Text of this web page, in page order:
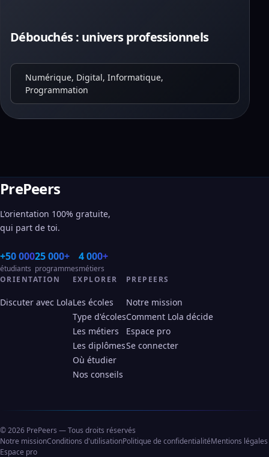
Débouchés : univers professionnels
Numérique, Digital, Informatique,
Programmation
PrePeers
L'orientation 100% gratuite,
qui part de toi.
+50 000
étudiants
25 000+
programmes
4 000+
métiers
ORIENTATION
Discuter avec Lola
EXPLORER
Les écoles
Type d'écoles
Les métiers
Les diplômes
Où étudier
Nos conseils
PREPEERS
Notre mission
Comment Lola décide
Espace pro
Se connecter
© 2026 PrePeers — Tous droits réservés
Notre missionConditions d'utilisationPolitique de confidentialitéMentions légales
Espace pro